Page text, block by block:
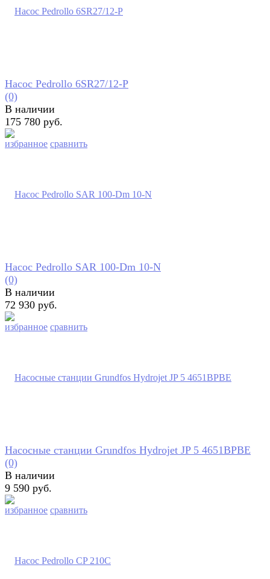
избранное сравнить
Насос Pedrollo 6SR27/12-P
(0)
В наличии
175 780 руб.
избранное сравнить
Насос Pedrollo SAR 100-Dm 10-N
(0)
В наличии
72 930 руб.
избранное сравнить
Насосные станции Grundfos Hydrojet JP 5 4651BPBE
(0)
В наличии
9 590 руб.